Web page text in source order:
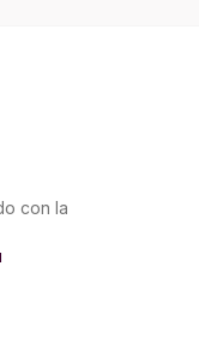
con la